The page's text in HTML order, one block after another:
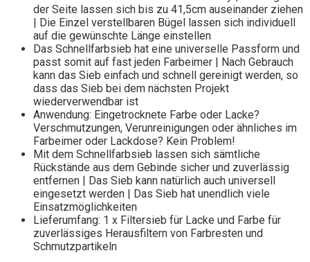
der Seite lassen sich bis zu 41,5cm auseinander ziehen
| Die Einzel verstellbaren Bügel lassen sich individuell
auf die gewünschte Länge einstellen
Das Schnellfarbsieb hat eine universelle Passform und
passt somit auf fast jeden Farbeimer | Nach Gebrauch
kann das Sieb einfach und schnell gereinigt werden, so
dass das Sieb bei dem nächsten Projekt
wiederverwendbar ist
Anwendung: Eingetrocknete Farbe oder Lacke?
Verschmutzungen, Verunreinigungen oder ähnliches im
Farbeimer oder Lackdose? Kein Problem!
Mit dem Schnellfarbsieb lassen sich sämtliche
Rückstände aus dem Gebinde sicher und zuverlässig
entfernen | Das Sieb kann natürlich auch universell
eingesetzt werden | Das Sieb hat unendlich viele
Einsatzmöglichkeiten
Lieferumfang: 1 x Filtersieb für Lacke und Farbe für
zuverlässiges Herausfiltern von Farbresten und
Schmutzpartikeln